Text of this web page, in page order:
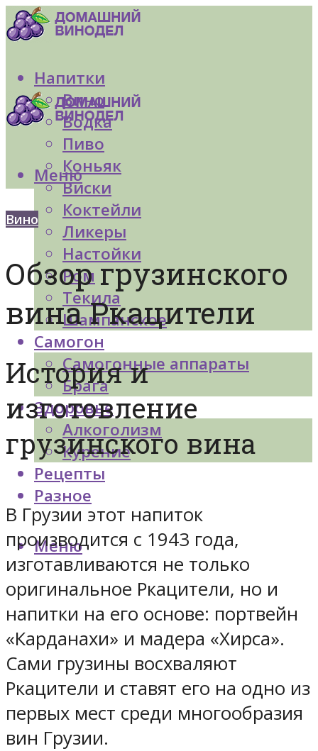
Напитки
Вино
Водка
Пиво
Коньяк
Виски
Коктейли
Ликеры
Настойки
Ром
Текила
Шампанское
Самогон
Самогонные аппараты
Брага
Здоровье
Алкоголизм
Курение
Рецепты
Разное
Меню
Меню
Вино
Обзор грузинского
вина Ркацители
История и
изготовление
грузинского вина
В Грузии этот напиток
производится с 1943 года,
изготавливаются не только
оригинальное Ркацители, но и
напитки на его основе: портвейн
«Карданахи» и мадера «Хирса».
Сами грузины восхваляют
Ркацители и ставят его на одно из
первых мест среди многообразия
вин Грузии.